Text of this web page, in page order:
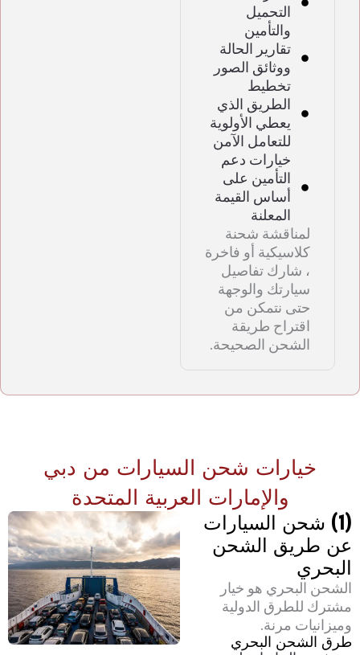
التحميل
والتأمين
تقارير الحالة
ووثائق الصور
تخطيط
الطريق الذي
يعطي الأولوية
للتعامل الآمن
خيارات دعم
التأمين على
أساس القيمة
المعلنة
لمناقشة شحنة
كلاسيكية أو فاخرة
، شارك تفاصيل
سيارتك والوجهة
حتى نتمكن من
اقتراح طريقة
الشحن الصحيحة.
خيارات شحن السيارات من دبي
والإمارات العربية المتحدة
(1) شحن السيارات
عن طريق الشحن
البحري
الشحن البحري هو خيار
مشترك للطرق الدولية
وميزانيات مرنة.
طرق الشحن البحري